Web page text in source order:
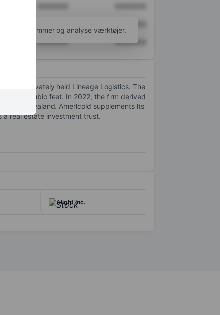
XXXXXXX XXXXXXX
diagrammer og analyse værktøjer.
privately held Lineage Logistics. The
billion cubic feet. In 2022, the firm derived
New Zealand. Americold supplements its
a real estate investment trust.
Alight Inc.